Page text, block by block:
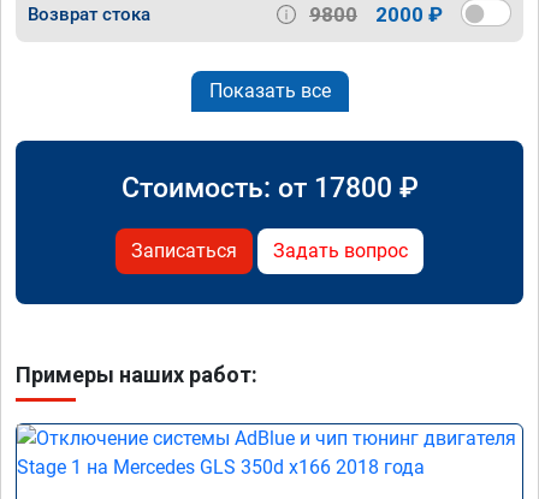
Возврат стока 9800 2000 ₽
Показать все
Стоимость: от 17800 ₽
Записаться Задать вопрос
Примеры наших работ: